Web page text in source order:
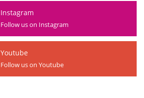
Instagram
Follow us on Instagram
Youtube
Follow us on Youtube